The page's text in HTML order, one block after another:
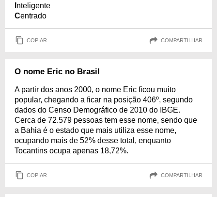
nteligente
Centrado
COPIAR COMPARTILHAR
O nome Eric no Brasil
A partir dos anos 2000, o nome Eric ficou muito
popular, chegando a ficar na posição 406º, segundo
dados do Censo Demográfico de 2010 do IBGE.
Cerca de 72.579 pessoas tem esse nome, sendo que
a Bahia é o estado que mais utiliza esse nome,
ocupando mais de 52% desse total, enquanto
Tocantins ocupa apenas 18,72%.
COPIAR COMPARTILHAR